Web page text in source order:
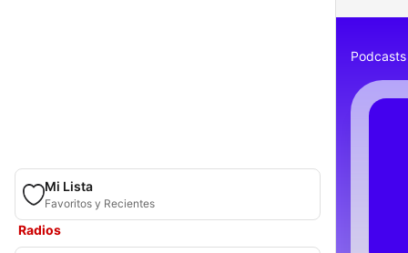
Mi Lista
Favoritos y Recientes
Radios
Podcasts